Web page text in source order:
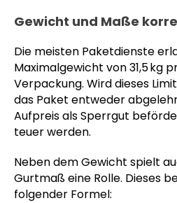
Gewicht und Maße
Die meisten Paketdienste
Maximalgewicht von 31,5 kg
Verpackung. Wird dieses
das Paket entweder
Aufpreis als Sperrgut
teuer werden.
Neben dem Gewicht spielt
Gurtmaß eine Rolle. Dieses
folgender Formel: